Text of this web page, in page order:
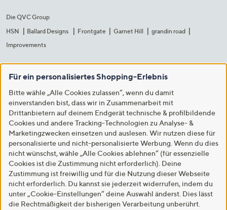
Die QVC Group
HSN
Ballard Designs Frontgate Garnet Hill
grandin road
Improvements
Für ein personalisiertes Shopping-Erlebnis
Bitte wähle „Alle Cookies zulassen“, wenn du damit
einverstanden bist, dass wir in Zusammenarbeit mit
Drittanbietern auf deinem Endgerät technische & profilbildende
Cookies und andere Tracking-Technologien zu Analyse- &
Marketingzwecken einsetzen und auslesen. Wir nutzen diese für
personalisierte und nicht-personalisierte Werbung. Wenn du dies
nicht wünschst, wähle „Alle Cookies ablehnen“ (für essenzielle
Cookies ist die Zustimmung nicht erforderlich). Deine
Zustimmung ist freiwillig und für die Nutzung dieser Webseite
nicht erforderlich. Du kannst sie jederzeit widerrufen, indem du
unter „Cookie-Einstellungen“ deine Auswahl änderst. Dies lässt
die Rechtmäßigkeit der bisherigen Verarbeitung unberührt.